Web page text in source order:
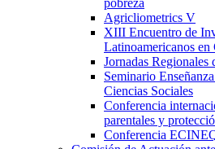
Agricliometrics V
XIII Encuentro de
Latinoamericanos
Jornadas Regionales
Seminario
Ciencias Sociales
Conferencia
parentales y
Conferencia